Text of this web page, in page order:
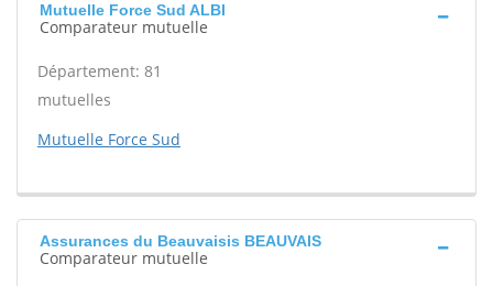
Mutuelle Force Sud ALBI
Comparateur mutuelle
Département: 81
mutuelles
Mutuelle Force Sud
Assurances du Beauvaisis BEAUVAIS
Comparateur mutuelle